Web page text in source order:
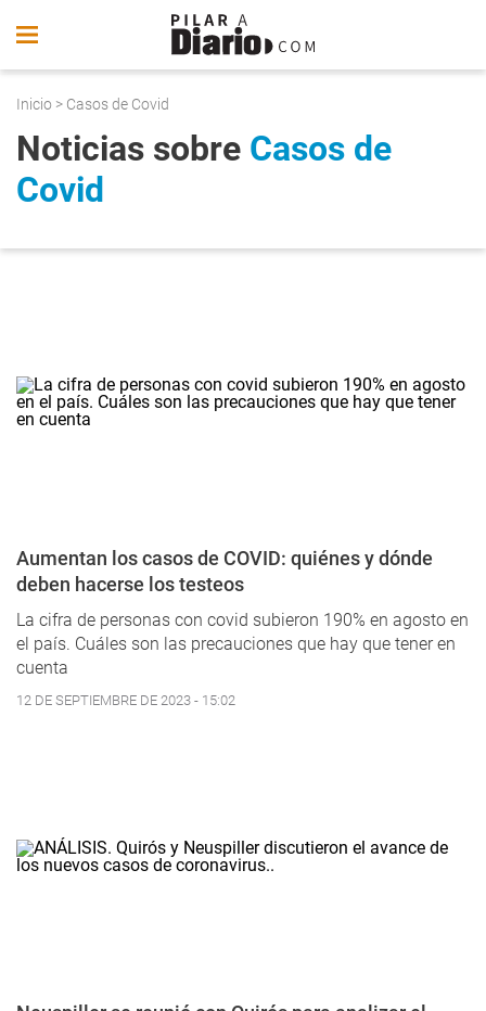
Inicio > Casos de Covid
Noticias sobre Casos de
Covid
Aumentan los casos de COVID: quiénes y dónde
deben hacerse los testeos
La cifra de personas con covid subieron 190% en agosto en
el país. Cuáles son las precauciones que hay que tener en
cuenta
12 DE SEPTIEMBRE DE 2023 - 15:02